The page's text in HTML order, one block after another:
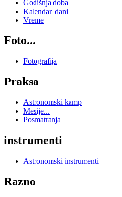
Godišnja doba
Kalendar, dani
Vreme
Foto...
Fotografija
Praksa
Astronomski kamp
Mesije...
Posmatranja
instrumenti
Astronomski instrumenti
Razno